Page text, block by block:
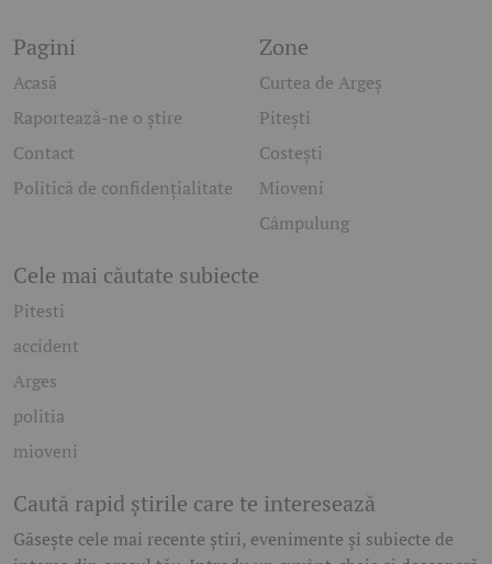
Pagini
Acasă
Raportează-ne o știre
Contact
Politică de confidențialitate
Zone
Curtea de Argeș
Pitești
Costești
Mioveni
Câmpulung
Cele mai căutate subiecte
Pitesti
accident
Arges
politia
mioveni
Caută rapid știrile care te interesează
Găsește cele mai recente știri, evenimente și subiecte de